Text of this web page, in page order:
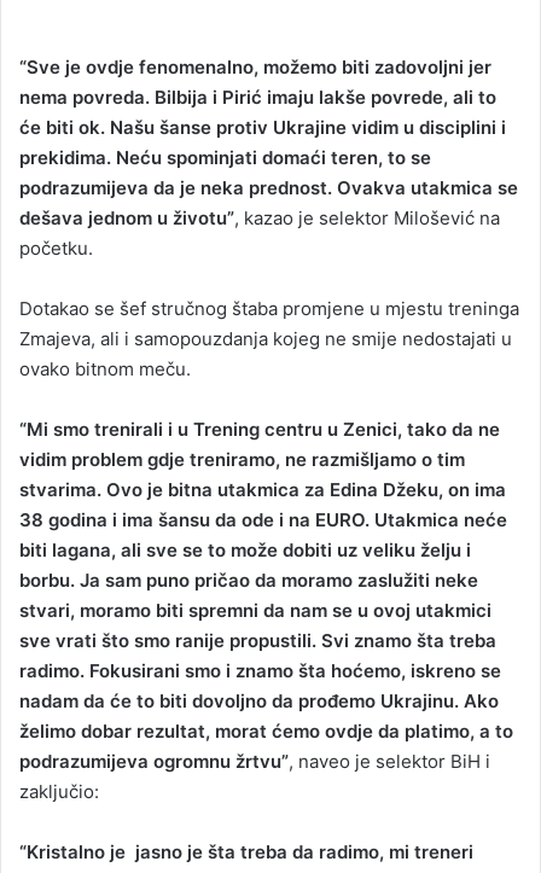
“Sve je ovdje fenomenalno, možemo biti zadovoljni jer
nema povreda. Bilbija i Pirić imaju lakše povrede, ali to
će biti ok. Našu šanse protiv Ukrajine vidim u disciplini i
prekidima. Neću spominjati domaći teren, to se
podrazumijeva da je neka prednost. Ovakva utakmica se
dešava jednom u životu”, kazao je selektor Milošević na
početku.
Dotakao se šef stručnog štaba promjene u mjestu treninga
Zmajeva, ali i samopouzdanja kojeg ne smije nedostajati u
ovako bitnom meču.
“Mi smo trenirali i u Trening centru u Zenici, tako da ne
vidim problem gdje treniramo, ne razmišljamo o tim
stvarima. Ovo je bitna utakmica za Edina Džeku, on ima
38 godina i ima šansu da ode i na EURO. Utakmica neće
biti lagana, ali sve se to može dobiti uz veliku želju i
borbu. Ja sam puno pričao da moramo zaslužiti neke
stvari, moramo biti spremni da nam se u ovoj utakmici
sve vrati što smo ranije propustili. Svi znamo šta treba
radimo. Fokusirani smo i znamo šta hoćemo, iskreno se
nadam da će to biti dovoljno da prođemo Ukrajinu. Ako
želimo dobar rezultat, morat ćemo ovdje da platimo, a to
podrazumijeva ogromnu žrtvu”, naveo je selektor BiH i
zaključio:
“Kristalno je jasno je šta treba da radimo, mi treneri